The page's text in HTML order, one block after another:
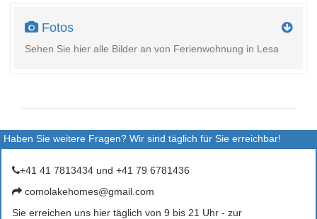
Fotos
Sehen Sie hier alle Bilder an von Ferienwohnung in Lesa
Haben Sie weitere Fragen? Wir sind täglich für Sie erreichbar!
+41 41 7813434 und +41 79 6781436
comolakehomes@gmail.com
Sie erreichen uns hier täglich von 9 bis 21 Uhr - zur